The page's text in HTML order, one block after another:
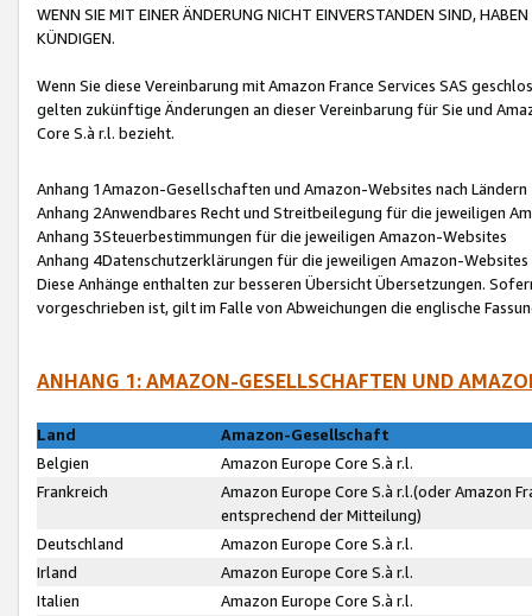
WENN SIE MIT EINER ÄNDERUNG NICHT EINVERSTANDEN SIND,
KÜNDIGEN.
Wenn Sie diese Vereinbarung mit Amazon France Services SAS
gelten zukünftige Änderungen an dieser Vereinbarung für Sie und
Core S.à r.l. bezieht.
Anhang 1Amazon-Gesellschaften und Amazon-Websites nach Ländern
Anhang 2Anwendbares Recht und Streitbeilegung für die jeweiligen
Anhang 3Steuerbestimmungen für die jeweiligen Amazon-Websites
Anhang 4Datenschutzerklärungen für die jeweiligen Amazon-Websites
Diese Anhänge enthalten zur besseren Übersicht Übersetzungen.
vorgeschrieben ist, gilt im Falle von Abweichungen die englische
ANHANG 1: AMAZON-GESELLSCHAFTEN UND
Land
Amazon-Gesellschaft
Belgien
Amazon Europe Core S.à r.l.
Frankreich
Amazon Europe Core S.à r.l.(oder Amazon
entsprechend der Mitteilung)
Deutschland
Amazon Europe Core S.à r.l.
Irland
Amazon Europe Core S.à r.l.
Italien
Amazon Europe Core S.à r.l.